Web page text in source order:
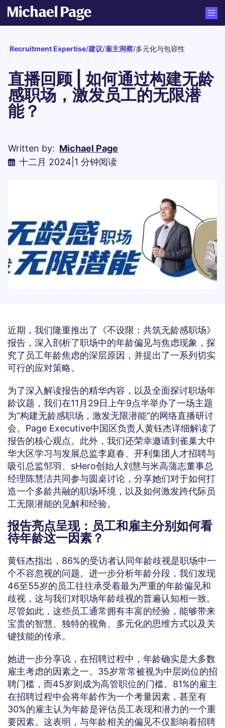
Recruitment Expertise/建议/雇主洞察/多元化与包容性
直播回顾 | 如何通过构建无龄
感职场，激发员工的无限潜
能？
Written by: Michael Page
十二月 2024 1 分钟阅读
近期，我们隆重推出了《不设限：共筑无龄感职场》
报告，深入剖析了职场中的年龄偏见与焦虑现象，探
究了员工年龄焦虑的深层原因，并提出了一系列切实
可行的应对策略。
为了深入解读报告的精华内容，以及全面探讨职场年
龄议题，我们在11月29日上午9点半举办了一场主题
为“构建无龄感职场，激发无限潜能”的网络直播研讨
会。Page Executive中国区负责人黄钰杰详细解读了
报告的核心观点。此外，我们还荣幸邀请到雀巢大中
华大区学习与发展总监李庭春、开利集团人才招聘与
吸引总监邹羽、sHero创始人刘慧与米高蒲志董事总
经理陈慧洁共同参与圆桌讨论，分享她们对于如何打
造一个多龄共融的职场环境，以及如何激发跨代际员
工无限潜能的见解和经验。
报告亮点呈现：员工和雇主分别如何看
待年龄这一因素？
黄钰杰指出，86%的受访者认同年龄歧视是职场中一
个不容忽视的问题。进一步分析年龄分段，我们发现
46至55岁的员工往往承受着最为严重的年龄偏见和
歧视，这与我们对职场年龄歧视的普遍认知相一致。
尽管如此，这些员工通常拥有丰富的经验，能够带来
宝贵的智慧、独特的视角、多元化的思维方式以及关
键技能的传承。
她进一步分享说，在招聘过程中，年龄确实是大多数
雇主考虑的因素之一。35岁常常被视为中层岗位的招
聘门槛，而45岁则成为高管职位的门槛。81%的雇主
在招聘过程中会将年龄作为一个考量因素，甚至有
30%的雇主认为年龄是评估员工表现和潜力的一个重
要因素。这表明，与年龄相关的偏见不仅影响着招聘